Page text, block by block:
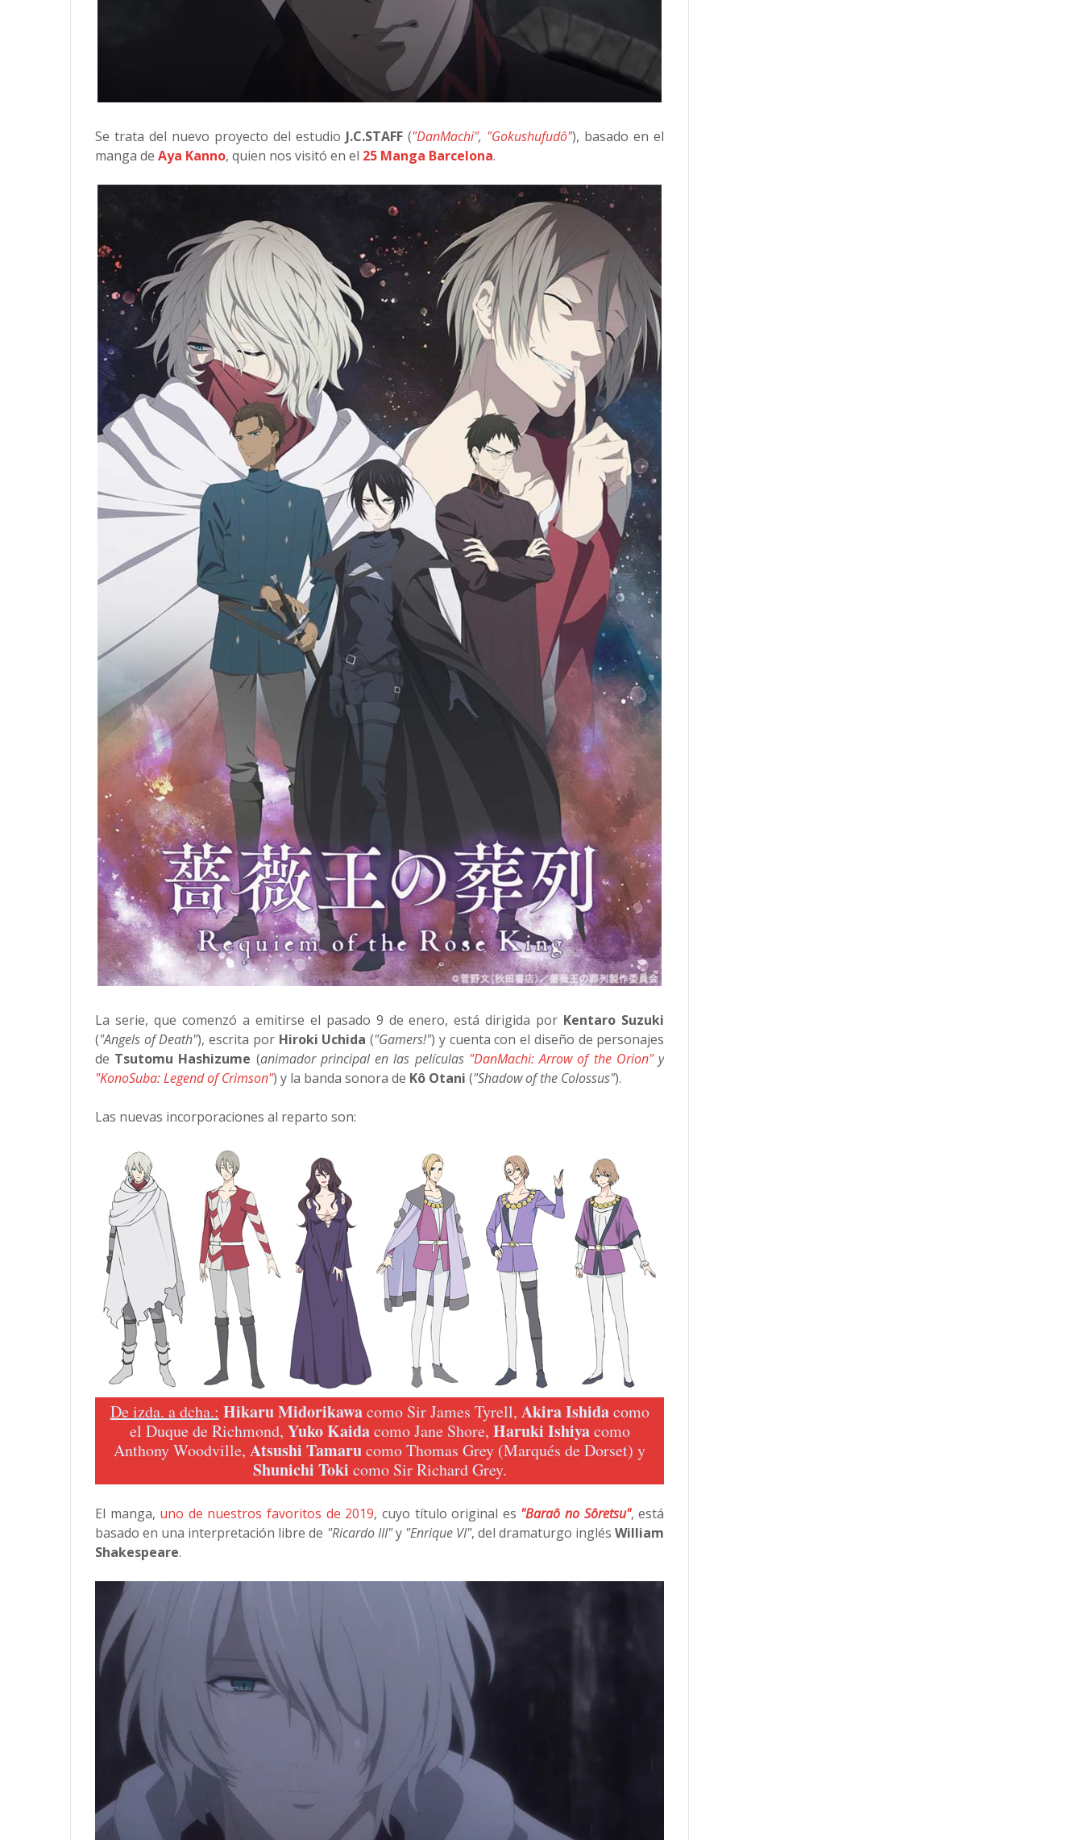
Se trata del nuevo proyecto del estudio J.C.STAFF ("DanMachi", "Gokushufudô"), basado en el
manga de Aya Kanno, quien nos visitó en el 25 Manga Barcelona.
La serie, que comenzó a emitirse el pasado 9 de enero, está dirigida por Kentaro Suzuki
("Angels of Death"), escrita por Hiroki Uchida ("Gamers!") y cuenta con el diseño de personajes
de Tsutomu Hashizume (animador principal en las películas "DanMachi: Arrow of the Orion"y
"KonoSuba: Legend of Crimson") y la banda sonora de Kô Otani ("Shadow of the Colossus").
Las nuevas incorporaciones al reparto son:
De izda. a dcha.: Hikaru Midorikawacomo Sir James Tyrell, Akira Ishidacomo
el Duque de Richmond, Yuko Kaidacomo Jane Shore, Haruki Ishiyacomo
Anthony Woodville,Atsushi Tamarucomo Thomas Grey (Marqués de Dorset) y
Shunichi Toki como Sir Richard Grey.
El manga, uno de nuestros favoritos de 2019, cuyo título original es "Baraô no Sôretsu", está
basado en una interpretación libre de "Ricardo III"y "Enrique VI", del dramaturgo inglésWilliam
Shakespeare.